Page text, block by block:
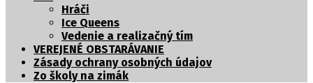
Hráči
Ice Queens
Vedenie a realizačný tím
VEREJENÉ OBSTARÁVANIE
Zásady ochrany osobných údajov
Zo školy na zimák